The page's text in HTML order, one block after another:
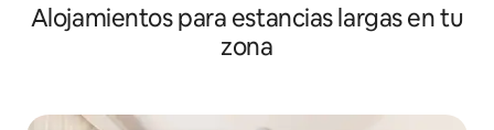
Alojamientos para estancias largas en tu
zona